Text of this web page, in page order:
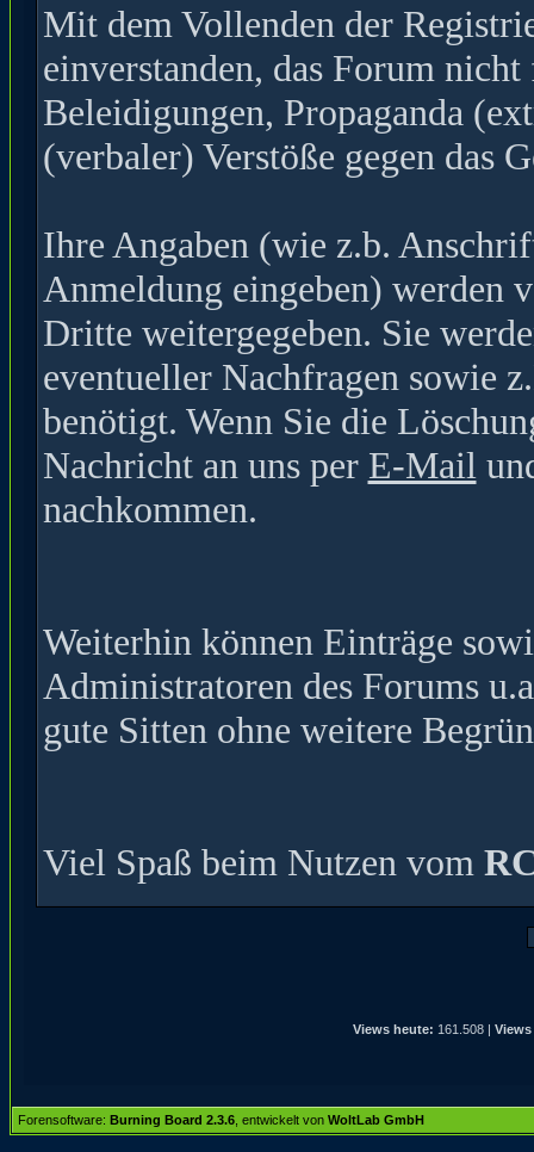
Mit dem Vollenden der
einverstanden, das Forum
Beleidigungen, Propaganda
(verbaler) Verstöße gegen das
Ihre Angaben (wie z.b.
Anmeldung eingeben) werden
Dritte weitergegeben. Sie
eventueller Nachfragen sowie
benötigt. Wenn Sie die
Nachricht an uns per E-Mail
nachkommen.
Weiterhin können Einträge
Administratoren des Forums
gute Sitten ohne weitere
Viel Spaß beim Nutzen vom
Views heute: 161.508 |
Forensoftware: Burning Board 2.3.6 , entwickelt von WoltLab GmbH